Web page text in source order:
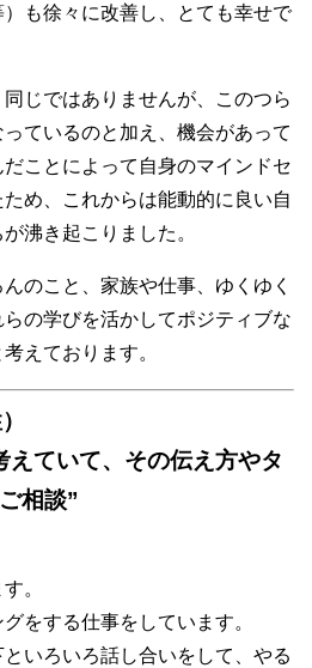
も徐々に改善し、とても幸せで
じではありませんが、このつら
ているのと加え、機会があって
ことによって自身のマインドセ
め、これからは能動的に良い自
沸き起こりました。
のこと、家族や仕事、ゆくゆく
の学びを活かしてポジティブな
えております。
えていて、その伝え方やタ
相談”
。
をする仕事をしています。
いろいろ話し合いをして、やる